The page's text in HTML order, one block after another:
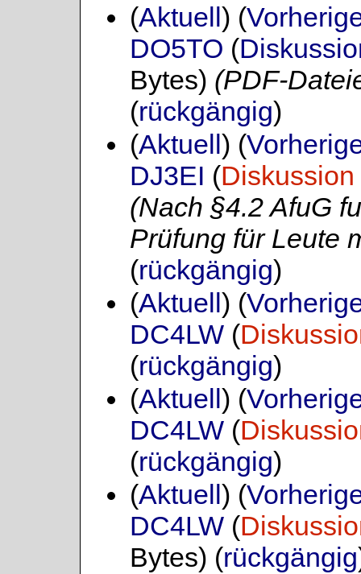
(Aktuell) (
DO5TO (
Bytes) (PDF-
(rückgängig)
(Aktuell) (
DJ3EI (Diskussion
(Nach §4.2 AfuG
Prüfung für Leute
(rückgängig)
(Aktuell) (
DC4LW (
(rückgängig)
(Aktuell) (
DC4LW (
(rückgängig)
(Aktuell) (
DC4LW (
Bytes) (rückgängig